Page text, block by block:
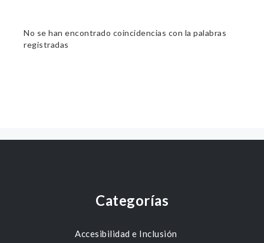
No se han encontrado coincidencias con la palabras
registradas
Categorías
Accesibilidad e Inclusión